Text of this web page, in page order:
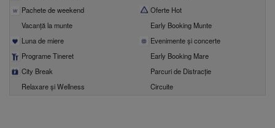
Pachete de weekend
Oferte Hot
Vacanță la munte
Early Booking Munte
Luna de miere
Evenimente şi concerte
Programe Tineret
Early Booking Mare
City Break
Parcuri de Distracție
Relaxare și Wellness
Circuite